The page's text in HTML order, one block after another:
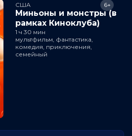
США
Миньоны и монстры (в
рамках Киноклуба)
6+
1 ч 30 мин
мультфильм, фантастика,
комедия, приключения,
семейный